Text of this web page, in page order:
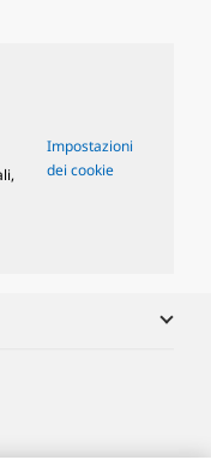
Impostazioni
dei cookie